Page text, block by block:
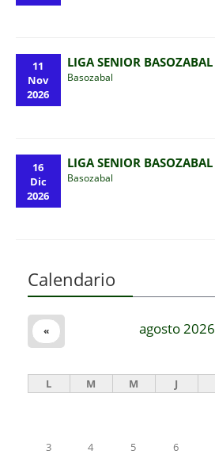
11
Nov
2026
LIGA SENIOR BASOZABAL
Basozabal
16
Dic
2026
LIGA SENIOR BASOZABAL
Basozabal
Calendario
agosto 2026
«
L M M J
3 4 5 6